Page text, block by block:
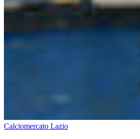
Calciomercato Lazio